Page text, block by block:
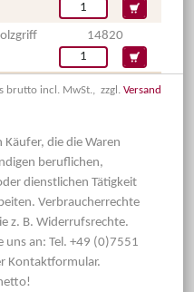
14820
brutto incl. MwSt., zzgl. Versand
die die Waren
beruflichen,
dienstlichen Tätigkeit
Verbraucherrechte
z. B. Widerrufsrechte.
uns an: Tel. +49 (0)7551
Kontaktformular.